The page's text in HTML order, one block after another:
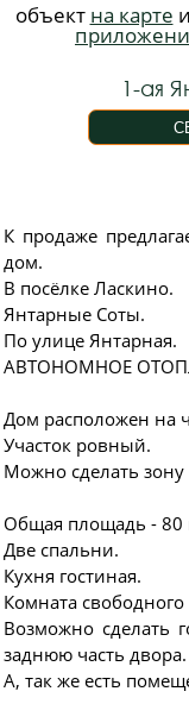
объект на карте
1-ая
К продаже
дом.
В посёлке Ласкино.
Янтарные Соты.
По улице Янтарная.
АВТОНОМНОЕ
Дом расположен на
Участок ровный.
Можно сделать
Общая площадь - 80
Две спальни.
Кухня гостиная.
Комната
Возможно сделать
заднюю часть двора.
А, так же есть